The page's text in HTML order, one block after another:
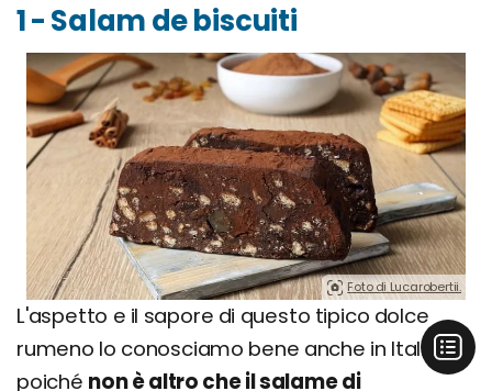
1 - Salam de biscuiti
Foto di Lucarobertii.
L'aspetto e il sapore di questo tipico dolce
rumeno lo conosciamo bene anche in Italia,
poiché non è altro che il salame di